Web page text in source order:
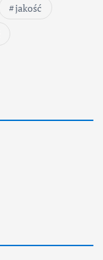
jakość